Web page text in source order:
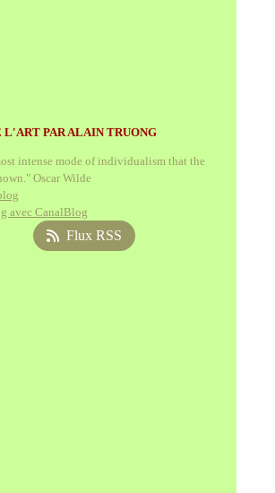
L'ART PAR ALAIN TRUONG
intense mode of individualism that the
Oscar Wilde
avec CanalBlog
Flux RSS